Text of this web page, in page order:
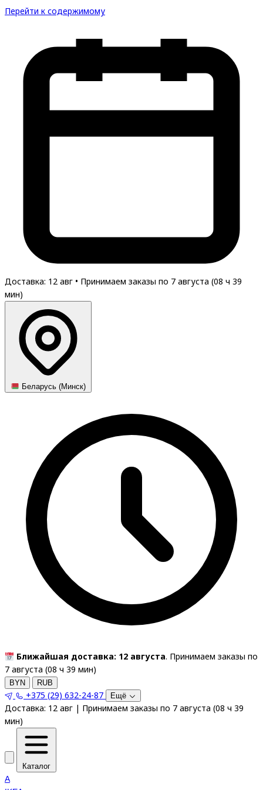
Перейти к содержимому
Доставка: 12 авг • Принимаем заказы по 7 августа (08 ч 39
мин)
Беларусь (Минск)
Ближайшая доставка: 12 августа. Принимаем заказы по
7 августа (08 ч 39 мин)
BYN RUB
+375 (29) 632-24-87 Ещё
Доставка: 12 авг | Принимаем заказы по 7 августа (08 ч 39
мин)
Каталог
A